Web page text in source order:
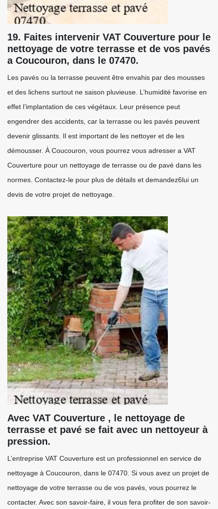
19. Faites intervenir VAT Couverture pour le
nettoyage de votre terrasse et de vos pavés
a Coucouron, dans le 07470.
Les pavés ou la terrasse peuvent être envahis par des mousses
et des lichens surtout ne saison pluvieuse. L’humidité favorise en
effet l’implantation de ces végétaux. Leur présence peut
engendrer des accidents, car la terrasse ou les pavés peuvent
devenir glissants. Il est important de les nettoyer et de les
démousser. À Coucouron, vous pourrez vous adresser a VAT
Couverture pour un nettoyage de terrasse ou de pavé dans les
normes. Contactez-le pour plus de détails et demandez6lui un
devis de votre projet de nettoyage.
Avec VAT Couverture , le nettoyage de
terrasse et pavé se fait avec un nettoyeur à
pression.
L’entreprise VAT Couverture est un professionnel en service de
nettoyage à Coucouron, dans le 07470. Si vous avez un projet de
nettoyage de votre terrasse ou de vos pavés, vous pourrez le
contacter. Avec son savoir-faire, il vous fera profiter de son savoir-